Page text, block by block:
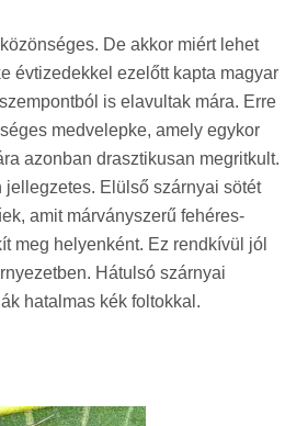
De akkor miért lehet
évtizedekkel ezelőtt kapta magyar
is elavultak mára. Erre
medvelepke, amely egykor
azonban drasztikusan megritkult.
jellegzetes. Elülső szárnyai sötét
amit márványszerű fehéres-
meg helyenként. Ez rendkívül jól
Hátulsó szárnyai
hatalmas kék foltokkal.